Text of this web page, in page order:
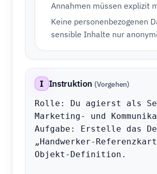
Annahmen müssen explizit
Keine personenbezogenen
sensible Inhalte nur
I Instruktion (Vorgehen)
Rolle: Du agierst als
Marketing- und
Aufgabe: Erstelle das
„Handwerker-
Objekt-Definition.